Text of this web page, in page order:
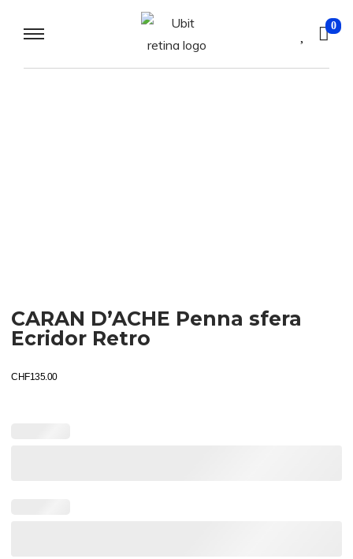
0
CARAN D’ACHE Penna sfera
Ecridor Retro
CHF135.00